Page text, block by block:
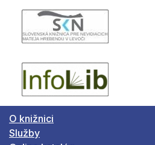
O knižnici
Služby